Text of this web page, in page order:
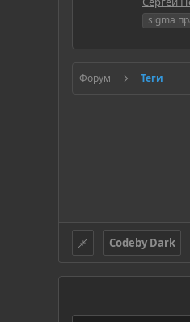
sigma
Форум Теги
Codeby Dark